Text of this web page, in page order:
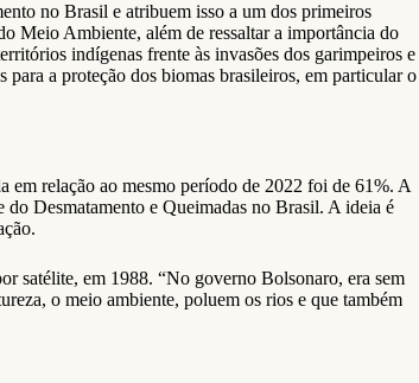
no Brasil e atribuem isso a um dos primeiros
Meio Ambiente, além de ressaltar a importância do
indígenas frente às invasões dos garimpeiros e
a proteção dos biomas brasileiros, em particular o
em relação ao mesmo período de 2022 foi de 61%. A
Desmatamento e Queimadas no Brasil. A ideia é
satélite, em 1988. “No governo Bolsonaro, era sem
o meio ambiente, poluem os rios e que também